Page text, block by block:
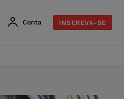
Conta INSCREVA-SE